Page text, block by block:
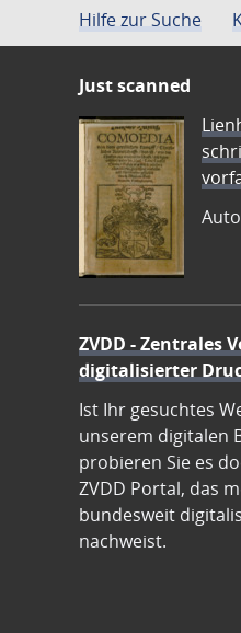
Hilfe zur Suche
Just scanned
ZVDD - Zentrales
digitalisierter
Ist Ihr gesuchtes
unserem digitalen
probieren Sie es
ZVDD Portal, das
bundesweit
nachweist.